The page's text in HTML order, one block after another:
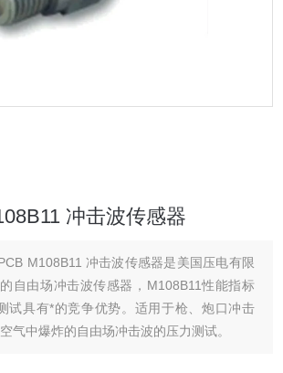
冲击波传感器
M108B11 冲击波传感器是美国压电有限
自由场冲击波传感器，M108B11性能指标
试具有*的竞争优势。适用于枪、炮口冲击
气中爆炸的自由场冲击波的压力测试。